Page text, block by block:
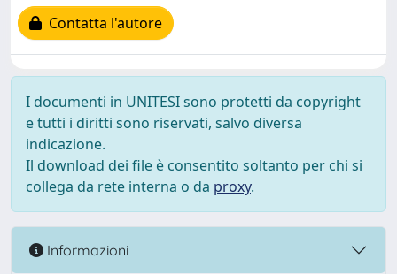
Contatta l'autore
I documenti in UNITESI sono protetti da copyright
e tutti i diritti sono riservati, salvo diversa
indicazione.
Il download dei file è consentito soltanto per chi si
collega da rete interna o da proxy.
Informazioni